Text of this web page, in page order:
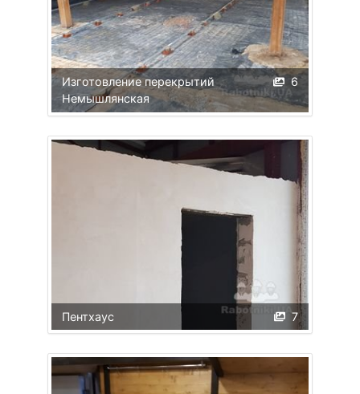
6
Изготовление перекрытий
Немышлянская
7
Пентхаус